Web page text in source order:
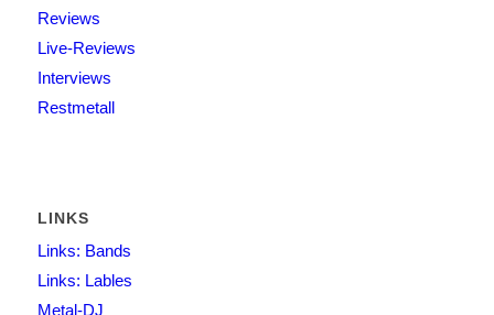
Reviews
Live-Reviews
Interviews
Restmetall
LINKS
Links: Bands
Links: Lables
Metal-DJ